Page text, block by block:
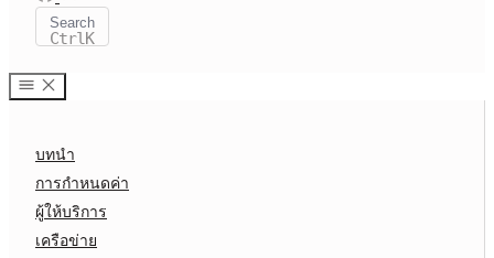
Search
CtrlK
บทนำ
การกำหนดค่า
ผู้ให้บริการ
เครือข่าย